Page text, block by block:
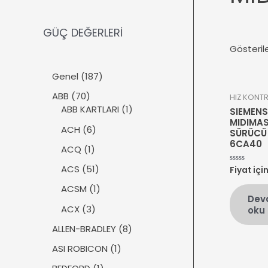
GÜÇ DEĞERLERİ
Genel 1871
ü
ABB 707
0
ü
r
ü
n
ABB KARTLARI 11
ACH 66
ü
r
ü
n
ACQ 11
ü
r
ü
ACS 515
1
ü
n
ACSM 11
ü
ACX 33
r
ü
n
ALLEN-BRADLEY 88
ASI ROBICON 11
HIZ
SIEMENS
6CA40
5
üzerinden
oy
aldı
Fiyat için
oku